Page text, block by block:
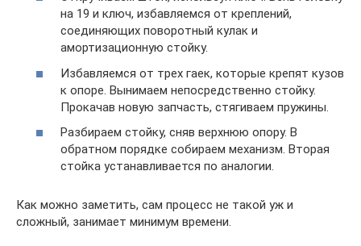
на 19 и ключ, избавляемся от креплений,
соединяющих поворотный кулак и
амортизационную стойку.
Избавляемся от трех гаек, которые крепят кузов
к опоре. Вынимаем непосредственно стойку.
Прокачав новую запчасть, стягиваем пружины.
Разбираем стойку, сняв верхнюю опору. В
обратном порядке собираем механизм. Вторая
стойка устанавливается по аналогии.
Как можно заметить, сам процесс не такой уж и
сложный, занимает минимум времени.